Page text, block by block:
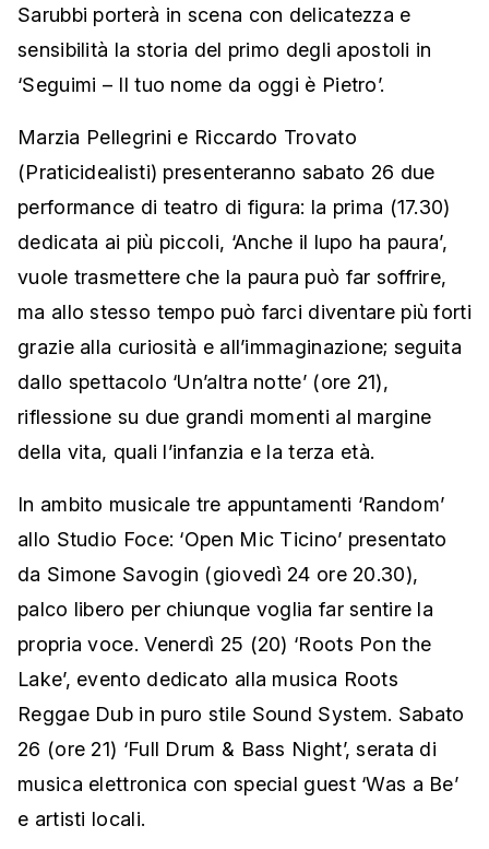
Sarubbi porterà in scena con delicatezza e
sensibilità la storia del primo degli apostoli in
‘Seguimi – Il tuo nome da oggi è Pietro’.
Marzia Pellegrini e Riccardo Trovato
(Praticidealisti) presenteranno sabato 26 due
performance di teatro di figura: la prima (17.30)
dedicata ai più piccoli, ‘Anche il lupo ha paura’,
vuole trasmettere che la paura può far soffrire,
ma allo stesso tempo può farci diventare più forti
grazie alla curiosità e all’immaginazione; seguita
dallo spettacolo ‘Un’altra notte’ (ore 21),
riflessione su due grandi momenti al margine
della vita, quali l’infanzia e la terza età.
In ambito musicale tre appuntamenti ‘Random’
allo Studio Foce: ‘Open Mic Ticino’ presentato
da Simone Savogin (giovedì 24 ore 20.30),
palco libero per chiunque voglia far sentire la
propria voce. Venerdì 25 (20) ‘Roots Pon the
Lake’, evento dedicato alla musica Roots
Reggae Dub in puro stile Sound System. Sabato
26 (ore 21) ‘Full Drum & Bass Night’, serata di
musica elettronica con special guest ‘Was a Be’
e artisti locali.